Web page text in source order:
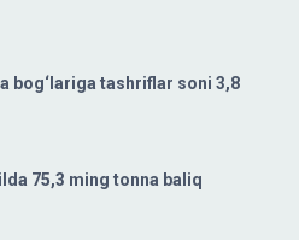
bog‘lariga tashriflar soni 3,8
75,3 ming tonna baliq